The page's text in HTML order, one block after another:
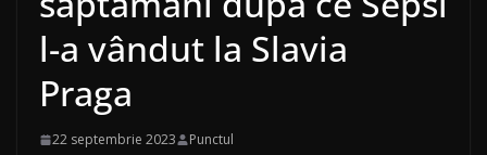
l-a vândut la Slavia
Praga
22 septembrie 2023 Punctul